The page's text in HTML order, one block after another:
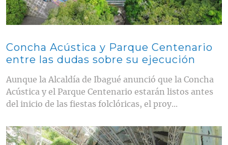
Concha Acústica y Parque Centenario
entre las dudas sobre su ejecución
Aunque la Alcaldía de Ibagué anunció que la Concha
Acústica y el Parque Centenario estarán listos antes
del inicio de las fiestas folclóricas, el proy...
Contenido multimedia principal